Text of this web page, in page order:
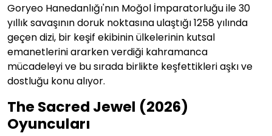
Goryeo Hanedanlığı'nın Moğol İmparatorluğu ile 30
yıllık savaşının doruk noktasına ulaştığı 1258 yılında
geçen dizi, bir keşif ekibinin ülkelerinin kutsal
emanetlerini ararken verdiği kahramanca
mücadeleyi ve bu sırada birlikte keşfettikleri aşkı ve
dostluğu konu alıyor.
The Sacred Jewel (2026)
Oyuncuları